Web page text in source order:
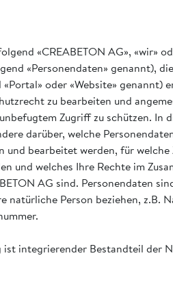
«CREABETON AG», «wir»
«Personendaten» genannt),
oder «Website» genannt)
zu bearbeiten und
Zugriff zu schützen. In
darüber, welche
und bearbeitet werden, für
und welches Ihre Rechte im
AG sind. Personendaten
natürliche Person beziehen, z.B.
integrierender Bestandteil der